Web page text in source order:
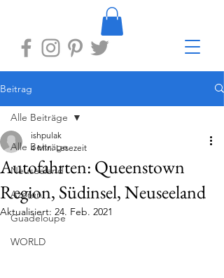
Beitrag
Alle Beiträge
Neuseeland
Azoren
Guadeloupe
WORLD
Alle Beiträge
Autofahrten: Queenstown
Region, Südinsel, Neuseeland
ishpulak
4 Min. Lesezeit
Aktualisiert: 24. Feb. 2021